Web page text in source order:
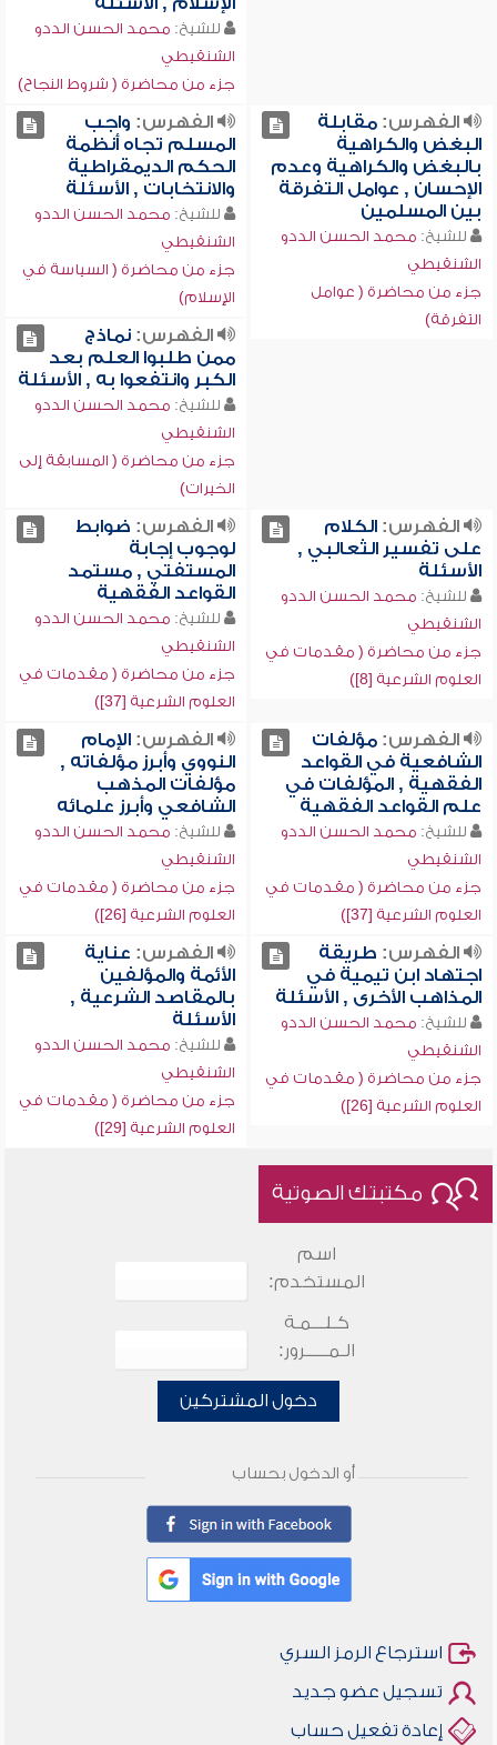
للشيخ: محمد الحسن الددو
الشنقيطي
جزء من محاضرة ( شروط النجاح)
الفهرس:مقابلة
البغض والكراهية
بالبغض والكراهية وعدم
الإحسان , عوامل التفرقة
بين المسلمين
للشيخ: محمد الحسن الددو
الشنقيطي
جزء من محاضرة ( عوامل
التفرقة)
الفهرس: واجب
المسلم تجاه أنظمة
الحكم الديمقراطية
والانتخابات , الأسئلة
للشيخ: محمد الحسن الددو
الشنقيطي
جزء من محاضرة ( السياسة في
الإسلام)
الفهرس:نماذج
ممن طلبوا العلم بعد
الكبر وانتفعوا به , الأسئلة
للشيخ: محمد الحسن الددو
الشنقيطي
جزء من محاضرة ( المسابقة إلى
الخيرات)
الفهرس:الكلام
على تفسير الثعالبي ,
الأسئلة
للشيخ: محمد الحسن الددو
الشنقيطي
جزء من محاضرة ( مقدمات في
العلوم الشرعية [8])
الفهرس: ضوابط
لوجوب إجابة
المستفتي , مستمد
القواعد الفقهية
للشيخ: محمد الحسن الددو
الشنقيطي
جزء من محاضرة ( مقدمات في
العلوم الشرعية [37])
الفهرس:مؤلفات
الشافعية في القواعد
الفقهية , المؤلفات في
علم القواعد الفقهية
للشيخ: محمد الحسن الددو
الشنقيطي
جزء من محاضرة ( مقدمات في
العلوم الشرعية [37])
الفهرس:الإمام
النووي وأبرز مؤلفاته ,
مؤلفات المذهب
الشافعي وأبرز علمائه
للشيخ: محمد الحسن الددو
الشنقيطي
جزء من محاضرة ( مقدمات في
العلوم الشرعية [26])
الفهرس: طريقة
اجتهاد ابن تيمية في
المذاهب الأخرى , الأسئلة
للشيخ: محمد الحسن الددو
الشنقيطي
جزء من محاضرة ( مقدمات في
العلوم الشرعية [26])
الفهرس: عناية
الأئمة والمؤلفين
بالمقاصد الشرعية ,
الأسئلة
للشيخ: محمد الحسن الددو
الشنقيطي
جزء من محاضرة ( مقدمات في
العلوم الشرعية [29])
مكتبتك الصوتية
اسم
المستخدم:
كـلـــمـة
الـمـــــرور:
دخول المشتركين
أو الدخول بحساب
استرجاع الرمز السري
تسجيل عضو جديد
إعادة تفعيل حساب